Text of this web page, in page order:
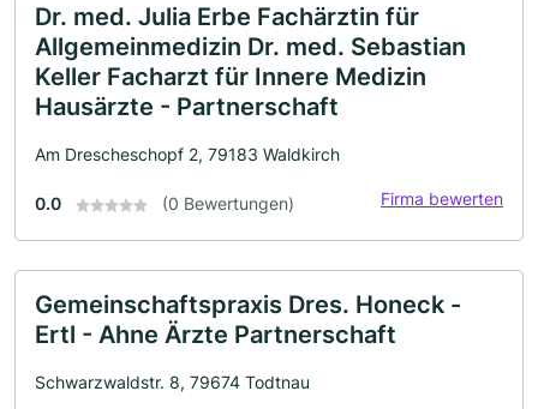
Dr. med. Julia Erbe Fachärztin für
Allgemeinmedizin Dr. med. Sebastian
Keller Facharzt für Innere Medizin
Hausärzte - Partnerschaft
Am Drescheschopf 2, 79183 Waldkirch
0.0 (0 Bewertungen) Firma bewerten
Gemeinschaftspraxis Dres. Honeck -
Ertl - Ahne Ärzte Partnerschaft
Schwarzwaldstr. 8, 79674 Todtnau